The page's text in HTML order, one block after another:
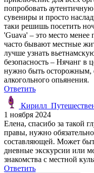
попробовать
сувениры и просто
таки решишь посетить
'Guava' – это место менее
часто бывают местные
лучше узнать
безопасность – Нячанг в
нужно быть осторожным,
алкогольного опьянения.
Ответить
1 ноября 2024
Елена, спасибо за такой
правы, нужно
составляющей. Может
дневные экскурсии или
знакомства с местной
Ответить